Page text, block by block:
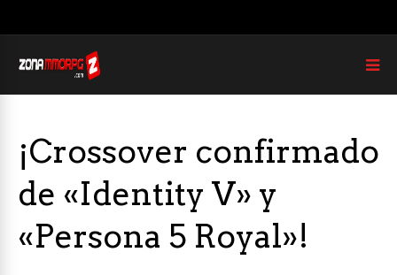
¡Crossover confirmado
de «Identity V» y
«Persona 5 Royal»!